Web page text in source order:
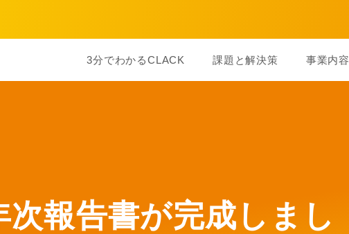
3分でわかるCLACK 課題と解決策 事業内容
報告書が完成しまし